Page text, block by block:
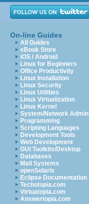
On-line Guides
All Guides
eBook Store
iOS / Android
Linux for Beginners
Office Productivity
Linux Installation
Linux Security
Linux Utilities
Linux Virtualization
Linux Kernel
System/Network Admin
Programming
Scripting Languages
Development Tools
Web Development
GUI Toolkits/Desktop
Databases
Mail Systems
openSolaris
Eclipse Documentation
Techotopia.com
Virtuatopia.com
Answertopia.com